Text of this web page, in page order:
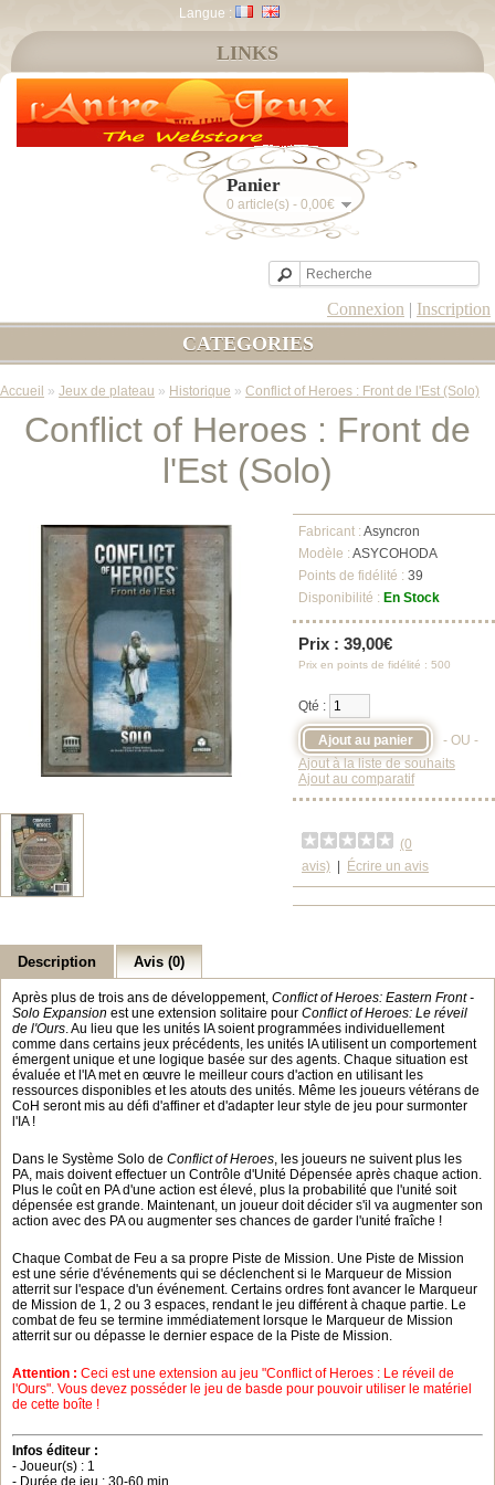
Langue :
Panier
0 article(s) - 0,00€
Connexion | Inscription
LINKS
CATEGORIES
Accueil » Jeux de plateau » Historique » Conflict of Heroes : Front de l'Est (Solo)
Conflict of Heroes : Front de
l'Est (Solo)
Fabricant : Asyncron
Modèle : ASYCOHODA
Points de fidélité : 39
Disponibilité : En Stock
Prix : 39,00€
Prix en points de fidélité : 500
Qté :
- OU -
Ajout à la liste de souhaits
Ajout au comparatif
(0
avis)
Écrire un avis
Description Avis (0)
Après plus de trois ans de développement, Conflict of Heroes: Eastern Front -
Solo Expansion est une extension solitaire pour Conflict of Heroes: Le réveil
de l'Ours. Au lieu que les unités IA soient programmées individuellement
comme dans certains jeux précédents, les unités IA utilisent un comportement
émergent unique et une logique basée sur des agents. Chaque situation est
évaluée et l'IA met en œuvre le meilleur cours d'action en utilisant les
ressources disponibles et les atouts des unités. Même les joueurs vétérans de
CoH seront mis au défi d'affiner et d'adapter leur style de jeu pour surmonter
l'IA !
Dans le Système Solo de Conflict of Heroes, les joueurs ne suivent plus les
PA, mais doivent effectuer un Contrôle d'Unité Dépensée après chaque action.
Plus le coût en PA d'une action est élevé, plus la probabilité que l'unité soit
dépensée est grande. Maintenant, un joueur doit décider s'il va augmenter son
action avec des PA ou augmenter ses chances de garder l'unité fraîche !
Chaque Combat de Feu a sa propre Piste de Mission. Une Piste de Mission
est une série d'événements qui se déclenchent si le Marqueur de Mission
atterrit sur l'espace d'un événement. Certains ordres font avancer le Marqueur
de Mission de 1, 2 ou 3 espaces, rendant le jeu différent à chaque partie. Le
combat de feu se termine immédiatement lorsque le Marqueur de Mission
atterrit sur ou dépasse le dernier espace de la Piste de Mission.
Attention : Ceci est une extension au jeu "Conflict of Heroes : Le réveil de
l'Ours". Vous devez posséder le jeu de basde pour pouvoir utiliser le matériel
de cette boîte !
Infos éditeur :
- Joueur(s) : 1
- Durée de jeu : 30-60 min